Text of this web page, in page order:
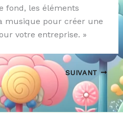
fond, les éléments
musique pour créer une
votre entreprise. »
SUIVANT